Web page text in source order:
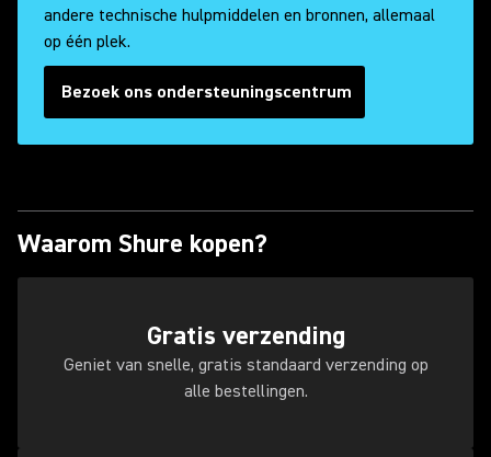
andere technische hulpmiddelen en bronnen, allemaal
op één plek.
Bezoek ons ondersteuningscentrum
Waarom Shure kopen?
Gratis verzending
Geniet van snelle, gratis standaard verzending op
alle bestellingen.